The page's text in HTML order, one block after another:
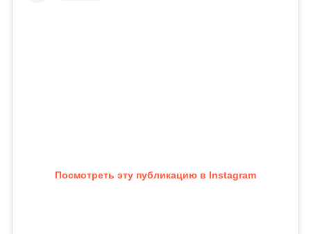
Посмотреть эту публикацию в Instagram